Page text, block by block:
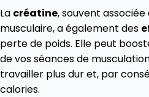
La créatine, souvent
musculaire, a également des
perte de poids. Elle peut
de vos séances de
travailler plus dur et, par
calories.